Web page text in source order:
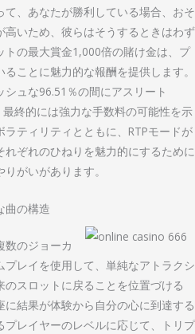
て、あなたが勝利している場合、おそ
高いため、彼らはそうするときはわず
の最大賞金1,000倍の賭け金は、プ
ことに魅力的な報酬を提供します。
ュな96.51％の間にアスリート
最終的には強力な手数料の可能性を示
ティリティとともに、RTPモードが
ぞれのひねりを魅力的にするために
がいがあります。
曲の構造
数のジョーカ
レイを使用して、単純なアトラクシ
スロットに戻ることを位置づける
結果が体験から自分の心に到達する
プレイヤーのレベルに応じて、トリプ